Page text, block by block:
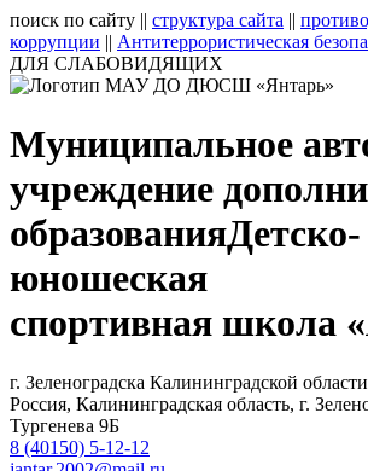
поиск по сайту || структура сайта ||
коррупции || Антитеррористическая
ДЛЯ СЛАБОВИДЯЩИХ
Муниципальное
учреждение
образованияДетско-
юношеская
спортивная школа
г. Зеленоградска Калининградской области
Россия, Калининградская область, г.
Тургенева 9Б
8 (40150) 5-12-12